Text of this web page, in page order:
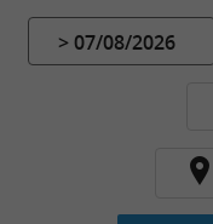
> 07/08/2026